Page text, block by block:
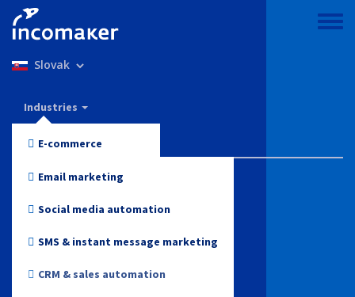
Skočiť
hlavný
obsah
Toggle
your
Incomaker
Industries
E-commerce
Fashion and Apparel
Electronics
Health and Beauty
Toys
Features
Email marketing
Social media automation
SMS & instant message marketing
CRM & sales automation
Pricing
Support & knowledge
Blog
Log in